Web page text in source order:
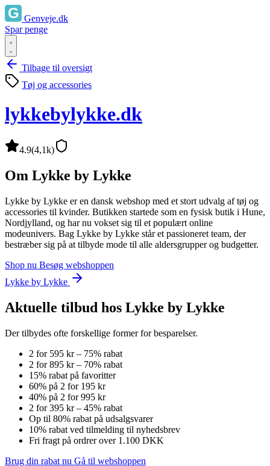
Genveje.dk
Spar penge
Tilbage til oversigt
Tøj og accessories
lykkebylykke.dk
4.9(4,1k)
Om Lykke by Lykke
Lykke by Lykke er en dansk webshop med et stort udvalg af tøj og
accessories til kvinder. Butikken startede som en fysisk butik i Hune,
Nordjylland, og har nu vokset sig til et populært online
modeunivers. Bag Lykke by Lykke står et passioneret team, der
bestræber sig på at tilbyde mode til alle aldersgrupper og budgetter.
Shop nu Besøg webshoppen
Lykke by Lykke
Aktuelle tilbud hos Lykke by Lykke
Der tilbydes ofte forskellige former for besparelser.
2 for 595 kr – 75% rabat
2 for 895 kr – 70% rabat
15% rabat på favoritter
60% på 2 for 195 kr
40% på 2 for 995 kr
2 for 395 kr – 45% rabat
Op til 80% rabat på udsalgsvarer
10% rabat ved tilmelding til nyhedsbrev
Fri fragt på ordrer over 1.100 DKK
Brug din rabat nu Gå til webshoppen